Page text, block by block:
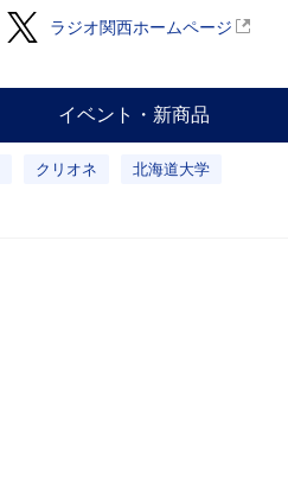
ラジオ関西ホームページ
イベント・新商品
クリオネ 北海道大学